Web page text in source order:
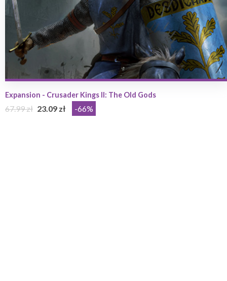
Expansion - Crusader Kings II: The Old Gods
67.99 zł 23.09 zł -66%